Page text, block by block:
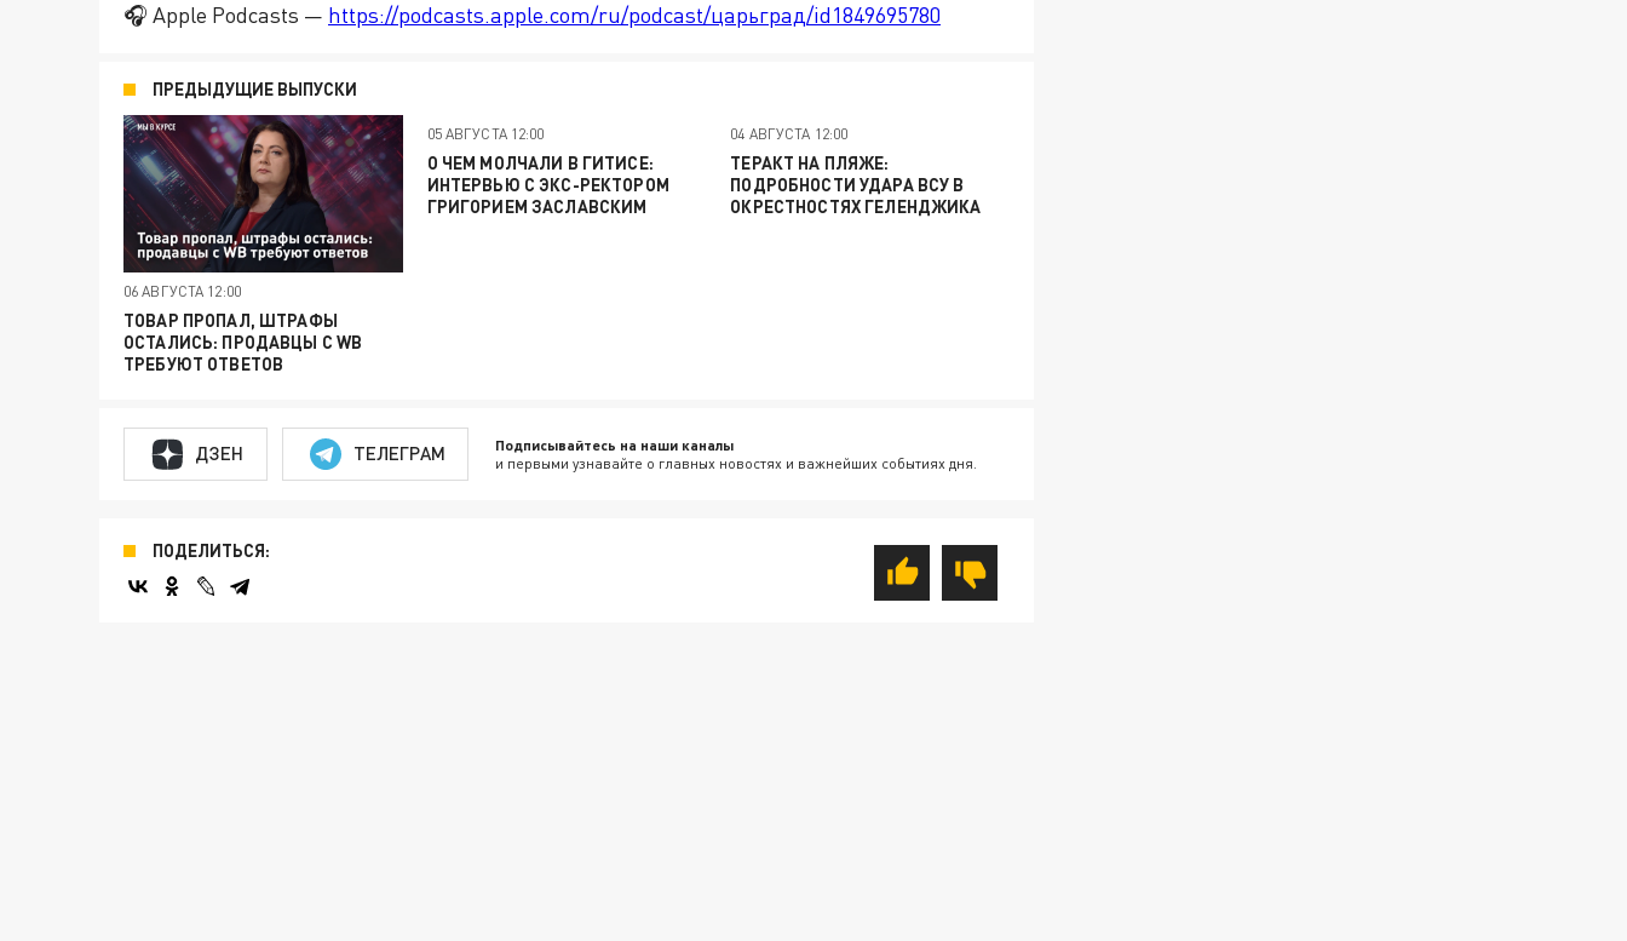
🎧 Apple Podcasts — https://podcasts.apple.com/ru/podcast/царьград/id1849695780
ПРЕДЫДУЩИЕ ВЫПУСКИ
06 АВГУСТА 12:00
ТОВАР ПРОПАЛ, ШТРАФЫ
ОСТАЛИСЬ: ПРОДАВЦЫ С WB
ТРЕБУЮТ ОТВЕТОВ
05 АВГУСТА 12:00
О ЧЕМ МОЛЧАЛИ В ГИТИСЕ:
ИНТЕРВЬЮ С ЭКС-РЕКТОРОМ
ГРИГОРИЕМ ЗАСЛАВСКИМ
04 АВГУСТА 12:00
ТЕРАКТ НА ПЛЯЖЕ:
ПОДРОБНОСТИ УДАРА ВСУ В
ОКРЕСТНОСТЯХ ГЕЛЕНДЖИКА
ДЗЕН ТЕЛЕГРАМ Подписывайтесь на наши каналы
и первыми узнавайте о главных новостях и важнейших событиях дня.
ПОДЕЛИТЬСЯ: